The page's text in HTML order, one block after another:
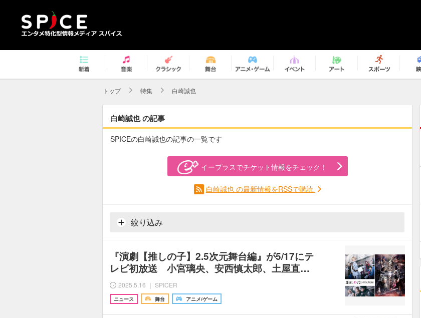
トップ 特集 白崎誠也
白崎誠也 の記事
SPICEの白崎誠也の記事の一覧です
イープラスでチケット情報をチェック！
白崎誠也 の最新情報をRSSで購読
絞り込み
『演劇【推しの子】2.5次元舞台編』が5/17にテ
レビ初放送 小宮璃央、安西慎太郎、土屋直…
2025.5.16 ｜ SPICER
ニュース 舞台 アニメ/ゲーム